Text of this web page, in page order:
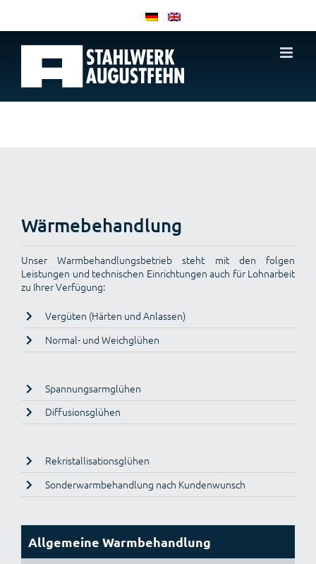
springen
Wärmebehandlung
Unser Warmbehandlungsbetrieb steht mit den folgen
Leistungen und technischen Einrichtungen auch für Lohnarbeit
zu Ihrer Verfügung:
Vergüten (Härten und Anlassen)
Normal- und Weichglühen
Spannungsarmglühen
Diffusionsglühen
Rekristallisationsglühen
Sonderwarmbehandlung nach Kundenwunsch
Allgemeine Warmbehandlung